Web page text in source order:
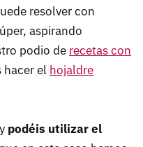
resolver con
aspirando
podio de recetas con
hacer el hojaldre
podéis utilizar el